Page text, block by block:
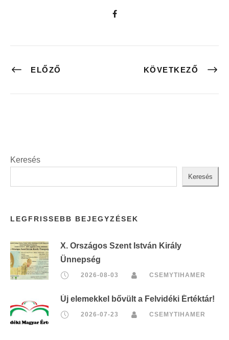
ELŐZŐ KÖVETKEZŐ
Keresés
Keresés
LEGFRISSEBB BEJEGYZÉSEK
X. Országos Szent István Király
Ünnepség
2026-08-03 CSEMYTIHAMER
Új elemekkel bővült a Felvidéki Értéktár!
2026-07-23 CSEMYTIHAMER